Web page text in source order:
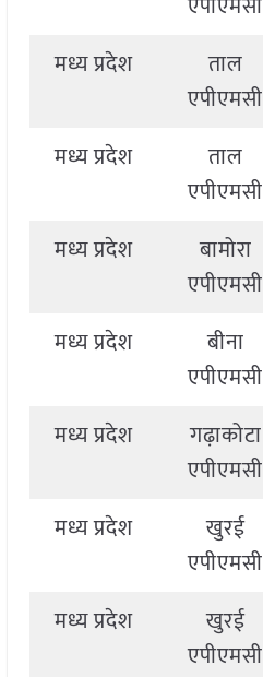
मध्य प्रदेश
ताल
एपीएमसी
मध्य प्रदेश
ताल
एपीएमसी
मध्य प्रदेश
बामोरा
एपीएमसी
मध्य प्रदेश
बीना
एपीएमसी
मध्य प्रदेश
गढ़ाकोटा
एपीएमसी
मध्य प्रदेश
खुरई
एपीएमसी
मध्य प्रदेश
खुरई
एपीएमसी